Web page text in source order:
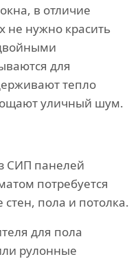
в отличие
не нужно красить
для
тепло
уличный шум.
СИП панелей
потребуется
пола и потолка.
для пола
рулонные